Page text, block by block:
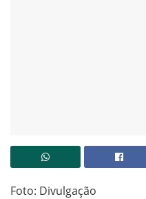
Foto: Divulgação